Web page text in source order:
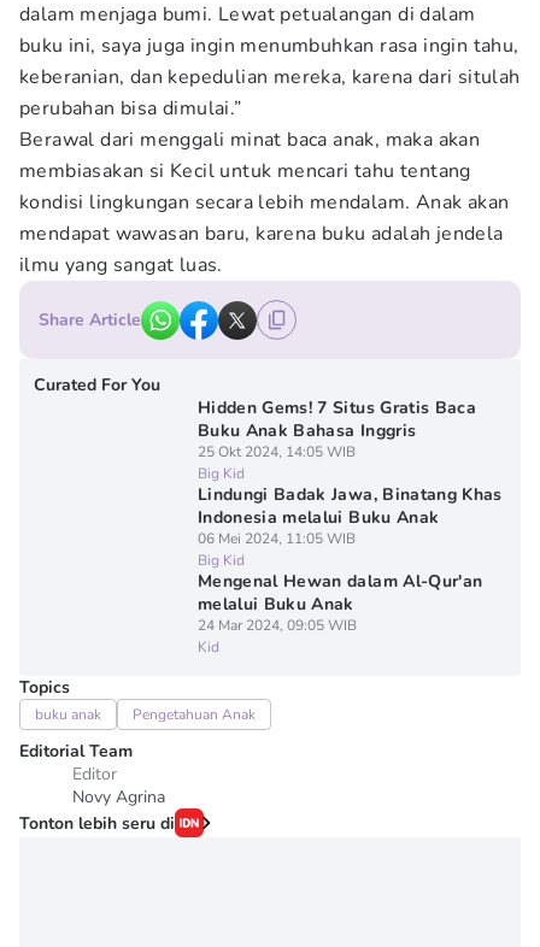
dalam menjaga bumi. Lewat petualangan di dalam
buku ini, saya juga ingin menumbuhkan rasa ingin tahu,
keberanian, dan kepedulian mereka, karena dari situlah
perubahan bisa dimulai.”
Berawal dari menggali minat baca anak, maka akan
membiasakan si Kecil untuk mencari tahu tentang
kondisi lingkungan secara lebih mendalam. Anak akan
mendapat wawasan baru, karena buku adalah jendela
ilmu yang sangat luas.
Share Article
Curated For You
Hidden Gems! 7 Situs Gratis Baca
Buku Anak Bahasa Inggris
25 Okt 2024, 14:05 WIB
Big Kid
Lindungi Badak Jawa, Binatang Khas
Indonesia melalui Buku Anak
06 Mei 2024, 11:05 WIB
Big Kid
Mengenal Hewan dalam Al-Qur'an
melalui Buku Anak
24 Mar 2024, 09:05 WIB
Kid
Topics
buku anak Pengetahuan Anak
Editorial Team
Editor
Novy Agrina
Tonton lebih seru di